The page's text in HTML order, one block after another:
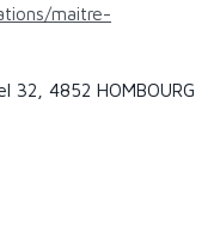
maitre-
32, 4852 HOMBOURG